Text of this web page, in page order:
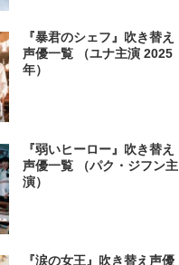
『暴君のシェフ』吹き替え
声優一覧 （ユナ主演 2025
年）
『弱いヒーロー』吹き替え
声優一覧 （パク・ジフン主
演）
『涙の女王』吹き替え声優